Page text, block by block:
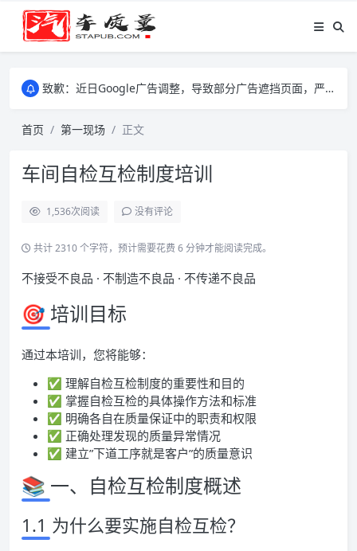
致歉：近日Google广告调整，导致部分广告遮挡页面，严重影响大家访问体验，将尽快调整完成，由此带来的不便，特意致歉！
首页 第一现场 正文
车间自检互检制度培训
1,536次阅读 没有评论
共计 2310 个字符，预计需要花费 6 分钟才能阅读完成。
不接受不良品 · 不制造不良品 · 不传递不良品
🎯 培训目标
通过本培训，您将能够：
✅ 理解自检互检制度的重要性和目的
✅ 掌握自检互检的具体操作方法和标准
✅ 明确各自在质量保证中的职责和权限
✅ 正确处理发现的质量异常情况
✅ 建立”下道工序就是客户”的质量意识
📚 一、自检互检制度概述
1.1 为什么要实施自检互检？